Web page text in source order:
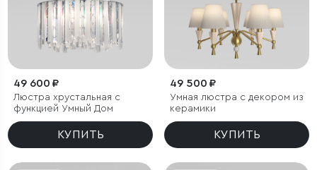
49 600 ₽
Люстра хрустальная с
функцией Умный Дом
КУПИТЬ
49 500 ₽
Умная люстра с декором из
керамики
КУПИТЬ